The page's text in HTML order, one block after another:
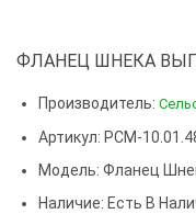
ФЛАНЕЦ ШНЕКА
Производитель:
Артикул: РСМ-
Модель: Фланец
Наличие: Есть В